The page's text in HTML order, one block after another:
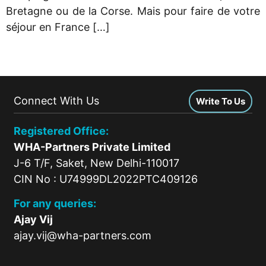
Bretagne ou de la Corse. Mais pour faire de votre
séjour en France […]
Connect With Us Write To Us
Registered Office:
WHA-Partners Private Limited
J-6 T/F, Saket, New Delhi-110017
CIN No : U74999DL2022PTC409126
For any queries:
Ajay Vij
ajay.vij@wha-partners.com